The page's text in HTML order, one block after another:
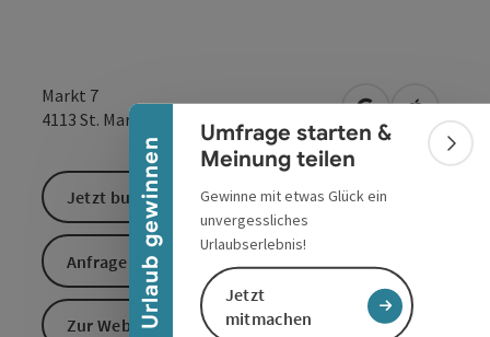
Urlaub gewinnen
Banner einklappen
Umfrage starten &
Meinung teilen
Gewinne mit etwas Glück ein
unvergessliches
Urlaubserlebnis!
Jetzt
mitmachen
Markt 7
4113 St. Martin im Mühlkreis in Google
in
Jetzt buchen
Anfrage senden
Zur Website